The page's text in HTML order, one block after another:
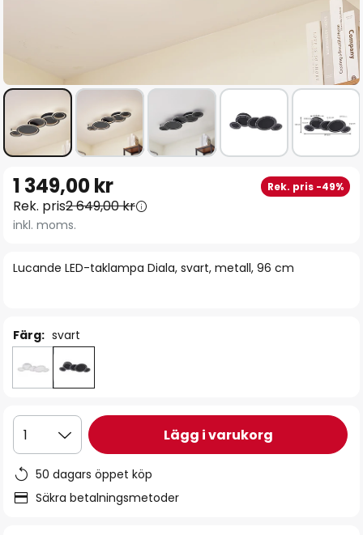
till
början
av
Lucande LED-taklampa Diala, svart, metall, 96 cm
1 349,00 kr Rek. pris -49%
Rek. pris2 649,00 kr
inkl. moms.
Färg: svart
1 Lägg i varukorg
50 dagars öppet köp
Säkra betalningsmetoder